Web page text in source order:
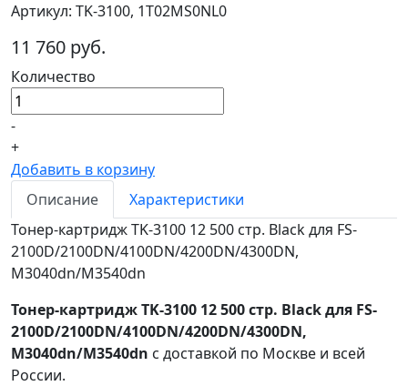
Артикул: TK-3100, 1T02MS0NL0
11 760 руб.
Количество
-
+
Добавить в корзину
Описание
Характеристики
Тонер-картридж TK-3100 12 500 стр. Black для FS-
2100D/2100DN/4100DN/4200DN/4300DN,
M3040dn/M3540dn
Тонер-картридж TK-3100 12 500 стр. Black для FS-
2100D/2100DN/4100DN/4200DN/4300DN,
M3040dn/M3540dn с доставкой по Москве и всей
России.